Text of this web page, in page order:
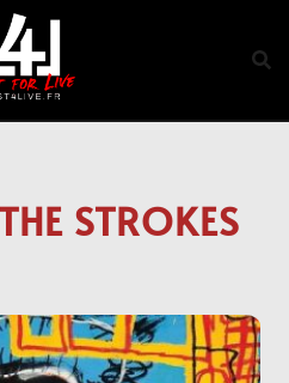
THE STROKES